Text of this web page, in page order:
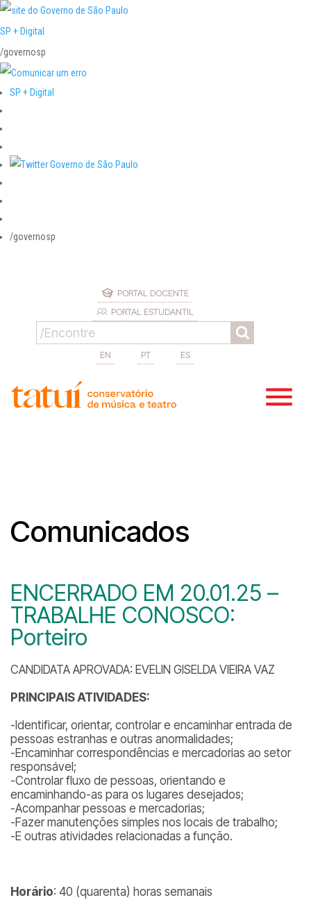
SP + Digital
/governosp
SP + Digital
/governosp
PORTAL DOCENTE
PORTAL ESTUDANTIL
EN PT ES
Comunicados
ENCERRADO EM 20.01.25 –
TRABALHE CONOSCO:
Porteiro
CANDIDATA APROVADA: EVELIN GISELDA VIEIRA VAZ
PRINCI PAIS ATIVIDADES:
-Identificar, orientar, controlar e encaminhar entrada de
pessoas estranhas e outras anormalidades;
-Encaminhar correspondências e mercadorias ao setor
responsável;
-Controlar fluxo de pessoas, orientando e
encaminhando-as para os lugares desejados;
-Acompanhar pessoas e mercadorias;
-Fazer manutenções simples nos locais de trabalho;
-E outras atividades relacionadas a função.
Horário: 40 (quarenta) horas semanais